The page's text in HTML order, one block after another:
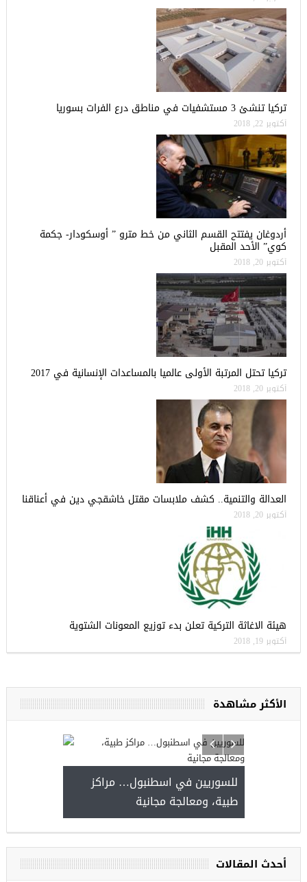
تركيا تنشئ 3 مستشفيات في مناطق درع الفرات بسوريا
أكتوبر 22, 2018
أردوغان يفتتح القسم الثاني من خط مترو ” أوسكودار- جكمة
كوي” الأحد المقبل
أكتوبر 20, 2018
تركيا تحتل المرتبة الأولى عالميا بالمساعدات الإنسانية في 2017
أكتوبر 20, 2018
العدالة والتنمية.. كشف ملابسات مقتل خاشقجي دين في أعناقنا
أكتوبر 20, 2018
هيئة الاغاثة التركية تعلن بدء توزيع المعونات الشتوية
أكتوبر 19, 2018
الأكثر مشاهدة
مجموعة فرص عمل للسوريين في